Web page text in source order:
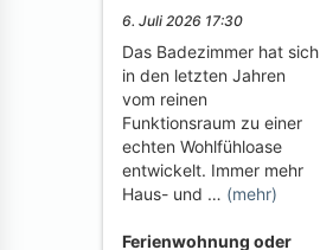
6. Juli 2026 17:30
Das Badezimmer hat sich
in den letzten Jahren
vom reinen
Funktionsraum zu einer
echten Wohlfühloase
entwickelt. Immer mehr
Haus- und … (mehr)
Ferienwohnung oder